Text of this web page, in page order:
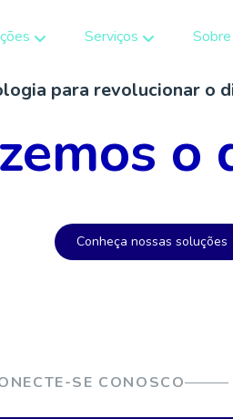
Serviços
para revolucionar o
Conheça nossas soluções
SE CONOSCO